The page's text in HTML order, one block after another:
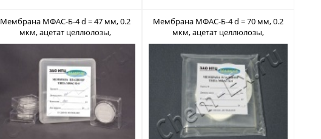
Мембрана МФАС-Б-4 d = 47 мм, 0.2
мкм, ацетат целлюлозы,
нестерильный (Владипор)
Мембрана МФАС-Б-4 d = 70 мм, 0.2
мкм, ацетат целлюлозы,
нестерильный (Владипор)